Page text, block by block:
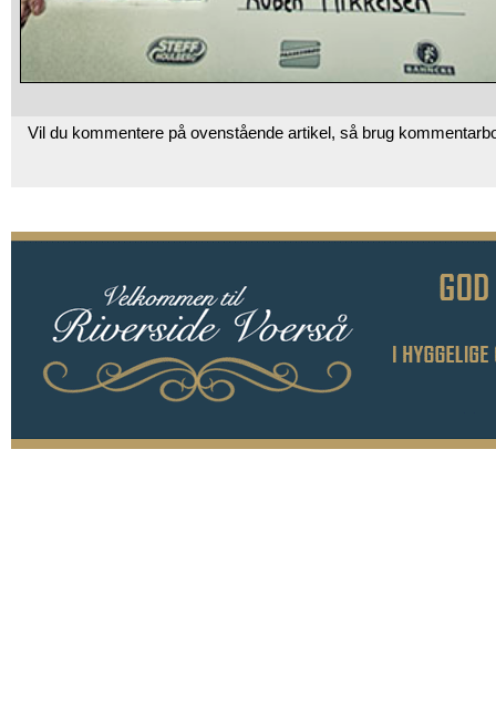
Vil du kommentere på ovenstående artikel, så brug